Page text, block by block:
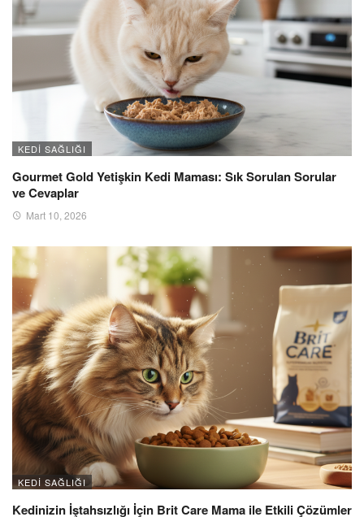
KEDI SAĞLIĞI
Gourmet Gold Yetişkin Kedi Maması: Sık Sorulan Sorular
ve Cevaplar
Mart 10, 2026
KEDI SAĞLIĞI
Kedinizin İştahsızlığı İçin Brit Care Mama ile Etkili Çözümler